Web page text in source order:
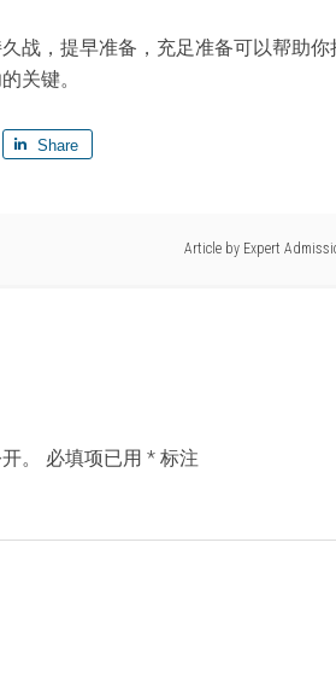
战，提早准备，充足准备可以帮助
关键。
Share
Article by Expert
。 必填项已用 * 标注